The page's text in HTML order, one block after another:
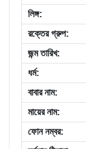
লিঙ্গ:
রক্তের গ্রুপ:
জন্ম তারিখ:
ধর্ম:
বাবার নাম:
মায়ের নাম:
ফোন নম্বর: